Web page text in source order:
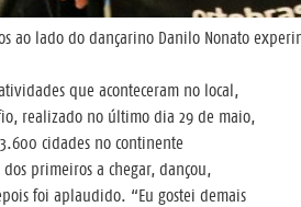
ao lado do dançarino Danilo Nonato
que aconteceram no local,
realizado no último dia 29 de maio,
cidades no continente
primeiros a chegar, dançou,
foi aplaudido. “Eu gostei demais